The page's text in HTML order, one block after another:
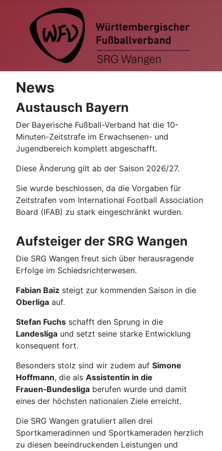
News
Austausch Bayern
Der Bayerische Fußball-Verband hat die 10-
Minuten-Zeitstrafe im Erwachsenen- und
Jugendbereich komplett abgeschafft.
Diese Änderung gilt ab der Saison 2026/27.
Sie wurde beschlossen, da die Vorgaben für
Zeitstrafen vom International Football Association
Board (IFAB) zu stark eingeschränkt wurden.
Aufsteiger der SRG Wangen
Die SRG Wangen freut sich über herausragende
Erfolge im Schiedsrichterwesen.
Fabian Baiz steigt zur kommenden Saison in die
Oberliga auf.
Stefan Fuchs schafft den Sprung in die
Landesliga und setzt seine starke Entwicklung
konsequent fort.
Besonders stolz sind wir zudem auf Simone
Hoffmann, die als Assistentin in die
Frauen‑Bundesliga berufen wurde und damit
eines der höchsten nationalen Ziele erreicht.
Die SRG Wangen gratuliert allen drei
Sportkameradinnen und Sportkameraden herzlich
zu diesen beeindruckenden Leistungen und